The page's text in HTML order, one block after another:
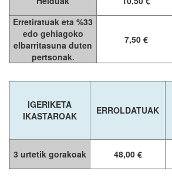
Erretiratuak eta %33
edo gehiagoko
elbarritasuna duten
pertsonak.
7,50 €
IGERIKETA
IKASTAROAK
ERROLDATUAK
3 urtetik gorakoak 48,00 €